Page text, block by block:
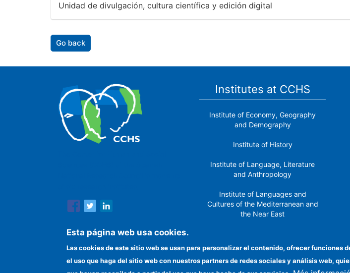
Unidad de divulgación, cultura científica y edición digital
Go back
Institutes at CCHS
Institute of Economy, Geography
and Demography
Institute of History
Institute of Language, Literature
and Anthropology
Institute of Languages ​​and
Cultures of the Mediterranean and
the Near East
Institute of Public Policies and
Goods
Esta página web usa cookies.
Las cookies de este sitio web se usan para personalizar el contenido, ofrecer
el uso que haga del sitio web con nuestros partners de redes sociales y análisis web,